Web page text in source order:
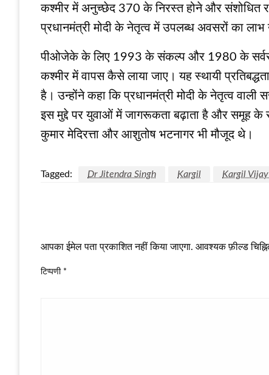
कश्मीर में अनुच्छेद 370 के निरस्त होने और संशोधित
प्रधानमंत्री मोदी के नेतृत्व में उपलब्ध अवसरों का
पीओजेके के लिए 1993 के संकल्प और 1980 के
कश्मीर में वापस कैसे लाया जाए। यह स्थायी
है। उन्होंने कहा कि प्रधानमंत्री मोदी के नेतृत्व
इस मुद्दे पर युवाओं में जागरूकता बढ़ाता है और समूह के
कुमार मेदिरत्ता और आशुतोष भटनागर भी मौजूद थे।
Tagged: Dr Jitendra Singh Kargil Kargil
आपका ईमेल पता प्रकाशित नहीं किया जाएगा. आवश्यक फ़ील्ड
टिप्पणी *